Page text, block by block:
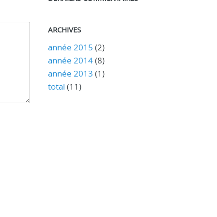
ARCHIVES
année 2015 (2)
année 2014(8)
année 2013 (1)
total (11)